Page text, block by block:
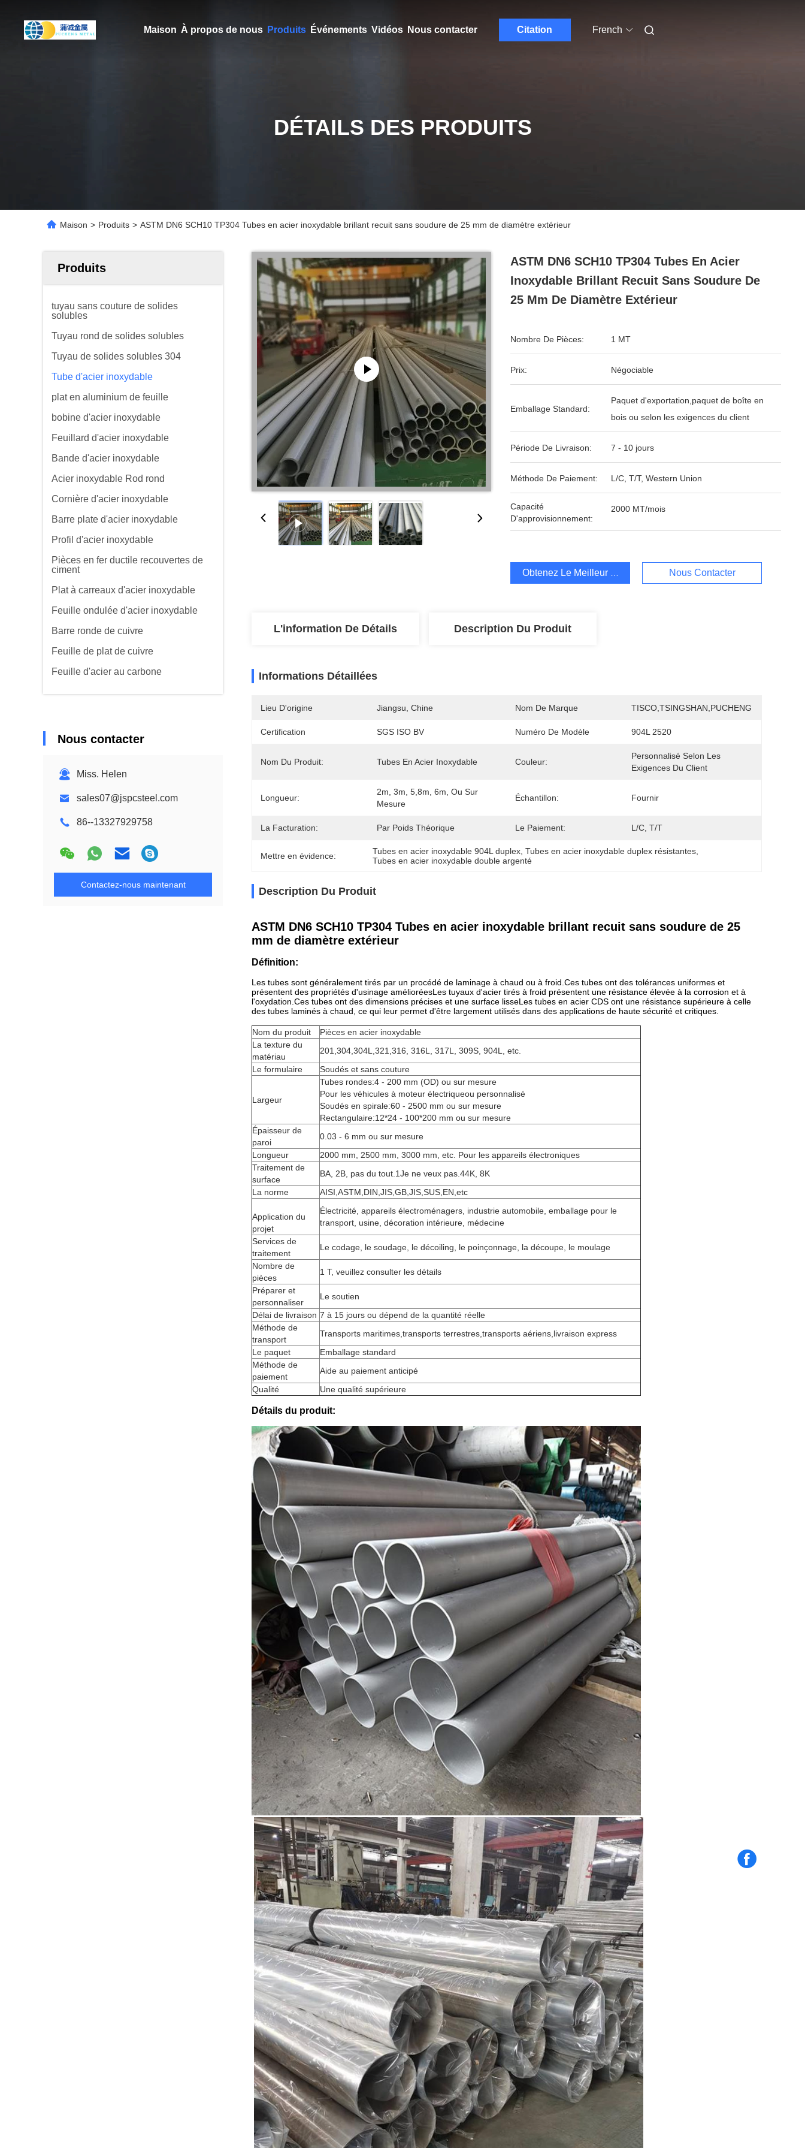
Maison À propos de nous Produits Événements Vidéos Nous contacter Citation French
DÉTAILS DES PRODUITS
Maison > Produits > ASTM DN6 SCH10 TP304 Tubes en acier inoxydable brillant recuit sans soudure de 25 mm de diamètre extérieur
Produits
tuyau sans couture de solides
solubles
Tuyau rond de solides solubles
Tuyau de solides solubles 304
Tube d'acier inoxydable
plat en aluminium de feuille
bobine d'acier inoxydable
Feuillard d'acier inoxydable
Bande d'acier inoxydable
Acier inoxydable Rod rond
Cornière d'acier inoxydable
Barre plate d'acier inoxydable
Profil d'acier inoxydable
Pièces en fer ductile recouvertes de
ciment
Plat à carreaux d'acier inoxydable
Feuille ondulée d'acier inoxydable
Barre ronde de cuivre
Feuille de plat de cuivre
Feuille d'acier au carbone
Nous contacter
Miss. Helen
sales07@jspcsteel.com
86--13327929758
Contactez-nous maintenant
ASTM DN6 SCH10 TP304 Tubes En Acier
Inoxydable Brillant Recuit Sans Soudure De
25 Mm De Diamètre Extérieur
Nombre De Pièces: 1 MT
Prix: Négociable
Emballage Standard:
Paquet d'exportation,paquet de boîte en
bois ou selon les exigences du client
Période De Livraison: 7 - 10 jours
Méthode De Paiement: L/C, T/T, Western Union
Capacité
D'approvisionnement:
2000 MT/mois
Obtenez Le Meilleur Prix Nous Contacter
L'information De Détails Description Du Produit
Informations Détaillées
Lieu D'origine Jiangsu, Chine Nom De Marque TISCO,TSINGSHAN,PUCHENG
Certification SGS ISO BV Numéro De Modèle 904L 2520
Nom Du Produit: Tubes En Acier Inoxydable Couleur:
Personnalisé Selon Les
Exigences Du Client
Longueur:
2m, 3m, 5,8m, 6m, Ou Sur
Mesure
Échantillon: Fournir
La Facturation: Par Poids Théorique Le Paiement: L/C, T/T
Mettre en évidence: Tubes en acier inoxydable 904L duplex , Tubes en acier inoxydable duplex résistantes
Tubes en acier inoxydable double argenté
Description Du Produit
ASTM DN6 SCH10 TP304 Tubes en acier inoxydable brillant recuit sans soudure de 25
mm de diamètre extérieur
Définition:
Les tubes sont généralement tirés par un procédé de laminage à chaud ou à froid.Ces tubes ont des tolérances uniformes et
présentent des propriétés d'usinage amélioréesLes tuyaux d'acier tirés à froid présentent une résistance élevée à la corrosion et à
l'oxydation.Ces tubes ont des dimensions précises et une surface lisseLes tubes en acier CDS ont une résistance supérieure à celle
des tubes laminés à chaud, ce qui leur permet d'être largement utilisés dans des applications de haute sécurité et critiques.
Nom du produit
Pièces en acier inoxydable
La texture du
matériau
201,304,304L,321,316, 316L, 317L, 309S, 904L, etc.
Le formulaire
Soudés et sans couture
Largeur
Tubes rondes:4 - 200 mm (OD) ou sur mesure
Pour les véhicules à moteur électriqueou personnalisé
Soudés en spirale:60 - 2500 mm ou sur mesure
Rectangulaire:12*24 - 100*200 mm ou sur mesure
Épaisseur de
paroi
0.03 - 6 mm ou sur mesure
Longueur
2000 mm, 2500 mm, 3000 mm, etc. Pour les appareils électroniques
Traitement de
surface
BA, 2B, pas du tout.1Je ne veux pas.44K, 8K
La norme
AISI,ASTM,DIN,JIS,GB,JIS,SUS,EN,etc
Application du
projet
Électricité, appareils électroménagers, industrie automobile, emballage pour le
transport, usine, décoration intérieure, médecine
Services de
traitement
Le codage, le soudage, le décoiling, le poinçonnage, la découpe, le moulage
Nombre de
pièces
1 T, veuillez consulter les détails
Préparer et
personnaliser
Le soutien
Délai de livraison 7 à 15 jours ou dépend de la quantité réelle
Méthode de
transport
Transports maritimes,transports terrestres,transports aériens,livraison express
Le paquet
Emballage standard
Méthode de
paiement
Aide au paiement anticipé
Qualité
Une qualité supérieure
Détails du produit: